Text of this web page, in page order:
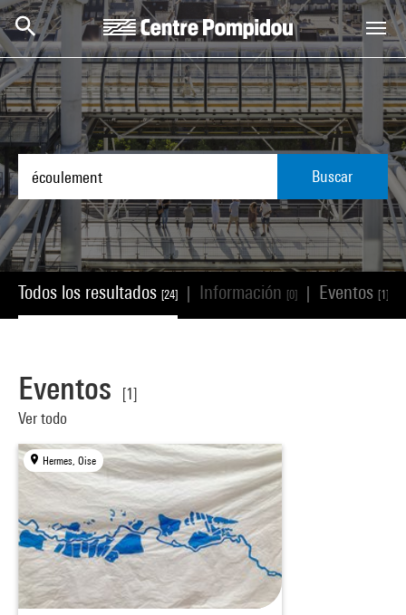
Skip to main content
Centre Pompidou
Buscar
Todos los resultados [24] Información [0] Eventos [1]
Eventos
[1]
Ver todo
Hermes, Oise